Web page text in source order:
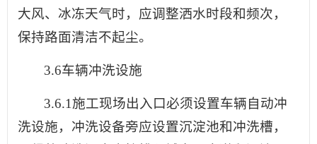
大风、冰冻天气时，应调整洒水时段和频次，
保持路面清洁不起尘。
3.6车辆冲洗设施
3.6.1施工现场出入口必须设置车辆自动冲
洗设施，冲洗设备旁应设置沉淀池和冲洗槽，